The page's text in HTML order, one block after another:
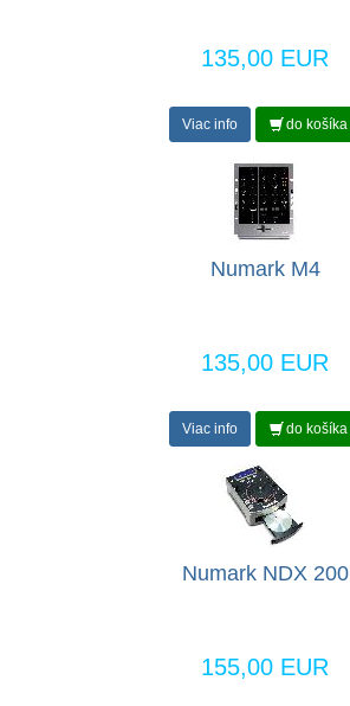
135,00 EUR
Viac info do košíka
Numark M4
135,00 EUR
Viac info do košíka
Numark NDX 200
155,00 EUR